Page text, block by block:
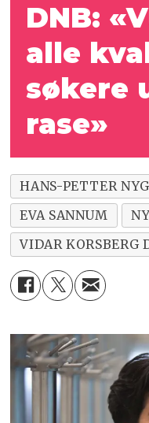
DNB:
alle
søkere
rase»
HANS-PETTER
EVA SANNUM
VIDAR KORSBERG